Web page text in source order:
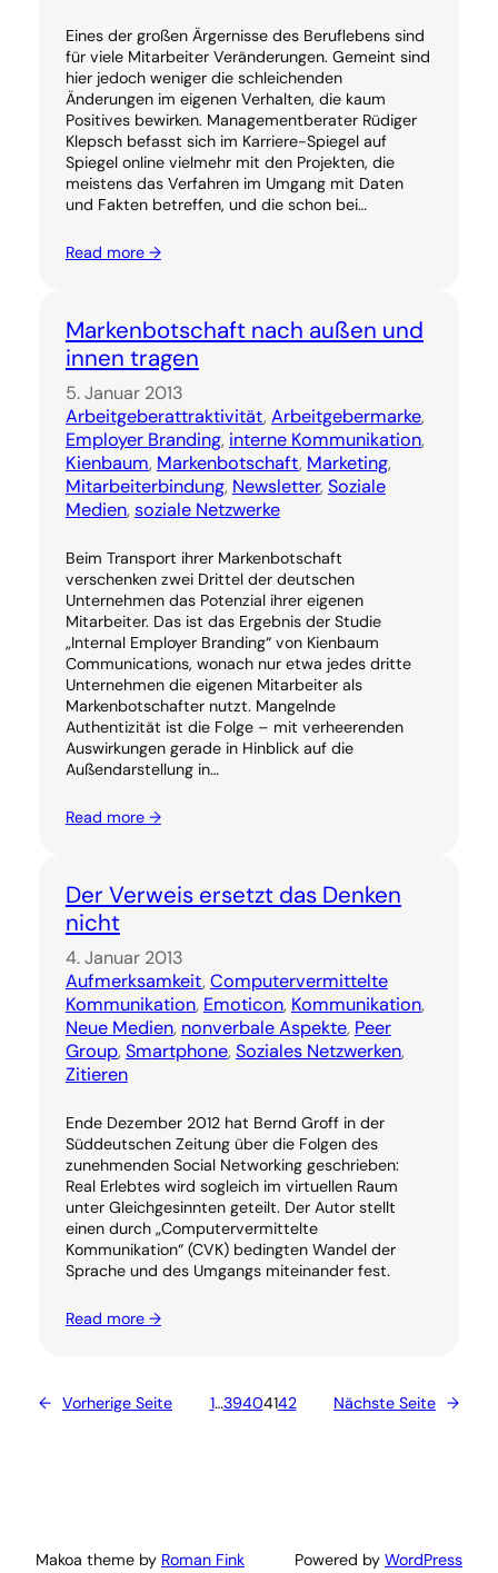
Eines der großen Ärgernisse des Beruflebens sind
für viele Mitarbeiter Veränderungen. Gemeint sind
hier jedoch weniger die schleichenden
Änderungen im eigenen Verhalten, die kaum
Positives bewirken. Managementberater Rüdiger
Klepsch befasst sich im Karriere-Spiegel auf
Spiegel online vielmehr mit den Projekten, die
meistens das Verfahren im Umgang mit Daten
und Fakten betreffen, und die schon bei…
Read more →
Markenbotschaft nach außen und
innen tragen
5. Januar 2013
Arbeitgeberattraktivität, Arbeitgebermarke,
Employer Branding, interne Kommunikation,
Kienbaum, Markenbotschaft, Marketing,
Mitarbeiterbindung, Newsletter, Soziale
Medien, soziale Netzwerke
Beim Transport ihrer Markenbotschaft
verschenken zwei Drittel der deutschen
Unternehmen das Potenzial ihrer eigenen
Mitarbeiter. Das ist das Ergebnis der Studie
„Internal Employer Branding“ von Kienbaum
Communications, wonach nur etwa jedes dritte
Unternehmen die eigenen Mitarbeiter als
Markenbotschafter nutzt. Mangelnde
Authentizität ist die Folge – mit verheerenden
Auswirkungen gerade in Hinblick auf die
Außendarstellung in…
Read more →
Der Verweis ersetzt das Denken
nicht
4. Januar 2013
Aufmerksamkeit, Computervermittelte
Kommunikation, Emoticon, Kommunikation,
Neue Medien, nonverbale Aspekte, Peer
Group, Smartphone, Soziales Netzwerken,
Zitieren
Ende Dezember 2012 hat Bernd Groff in der
Süddeutschen Zeitung über die Folgen des
zunehmenden Social Networking geschrieben:
Real Erlebtes wird sogleich im virtuellen Raum
unter Gleichgesinnten geteilt. Der Autor stellt
einen durch „Computervermittelte
Kommunikation“ (CVK) bedingten Wandel der
Sprache und des Umgangs miteinander fest.
Read more →
← Vorherige Seite 1…39404142 Nächste Seite →
Makoa theme by Roman Fink Powered by WordPress